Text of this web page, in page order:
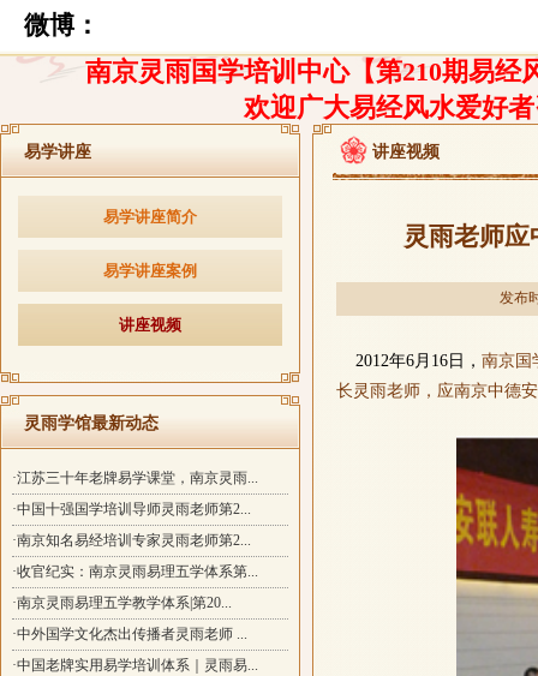
微博：
南京灵雨国学培训中心【第210期易经
欢迎广大易经风水爱好
易学讲座
易学讲座简介
易学讲座案例
讲座视频
灵雨学馆最新动态
·江苏三十年老牌易学课堂，南京灵雨...
·中国十强国学培训导师灵雨老师第2...
·南京知名易经培训专家灵雨老师第2...
·收官纪实：南京灵雨易理五学体系第...
·南京灵雨易理五学教学体系|第20...
·中外国学文化杰出传播者灵雨老师 ...
·中国老牌实用易学培训体系｜灵雨易...
讲座视频
灵雨老师
发布
2012年6月 16日 ， 南京国
长灵雨老师， 应南京中德